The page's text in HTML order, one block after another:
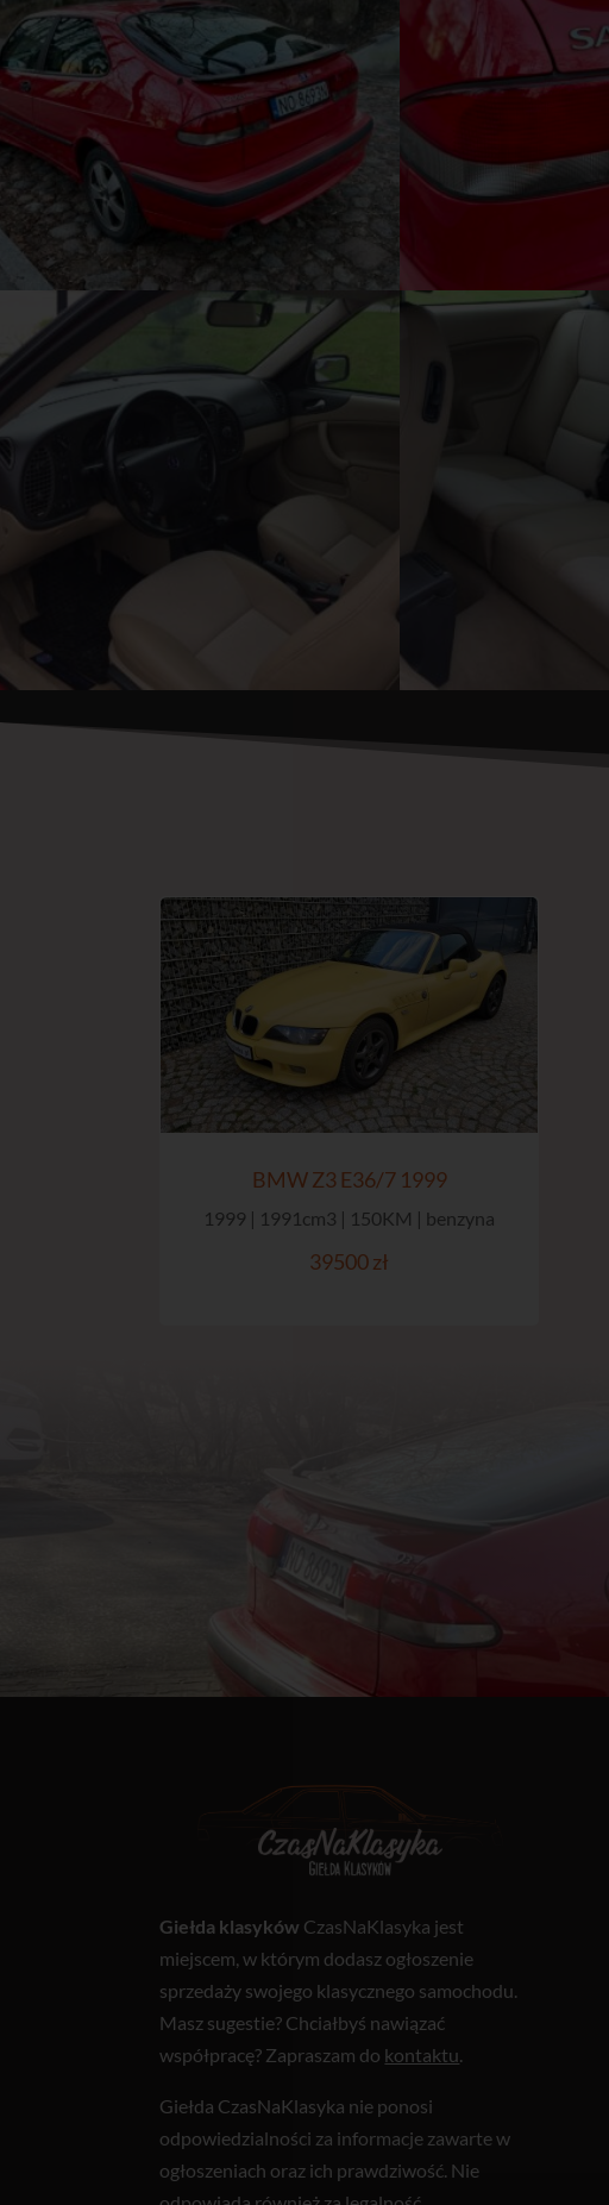
BMW Z3 E36/7 1999
1999 | 1991cm3 | 150KM | benzyna
39500 zł
Giełda klasyków CzasNaKlasyka jest
miejscem, w którym dodasz ogłoszenie
sprzedaży swojego klasycznego samochodu.
Masz sugestie? Chciałbyś nawiązać
współpracę? Zapraszam do kontaktu
Giełda CzasNaKlasyka nie ponosi
odpowiedzialności za informacje zawarte w
ogłoszeniach oraz ich prawdziwość. Nie